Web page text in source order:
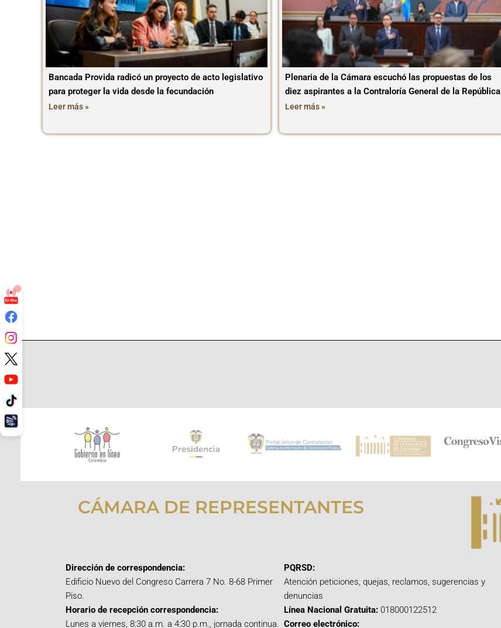
Bancada Provida radicó un proyecto de acto legislativo
para proteger la vida desde la fecundación
Leer más »
Plenaria de la Cámara escuchó las propuestas de los
diez aspirantes a la Contraloría General de la República
Leer más »
CÁMARA DE REPRESENTANTES
Dirección de correspondencia:
Edificio Nuevo del Congreso Carrera 7 No. 8-68 Primer
Piso.
Horario de recepción correspondencia:
Lunes a viernes, 8:30 a.m. a 4:30 p.m., jornada continua.
PQRSD:
Atención peticiones, quejas, reclamos, sugerencias y
denuncias
Línea Nacional Gratuita: 018000122512
Correo electrónico: